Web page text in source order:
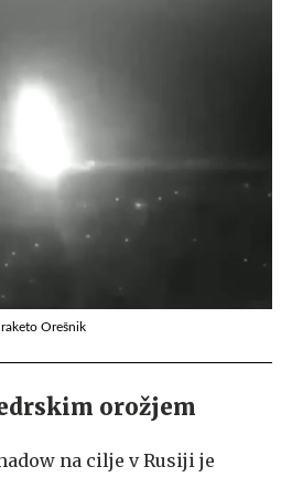
Orešnik
orožjem
na cilje v Rusiji je